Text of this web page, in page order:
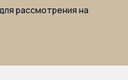
рассмотрения на